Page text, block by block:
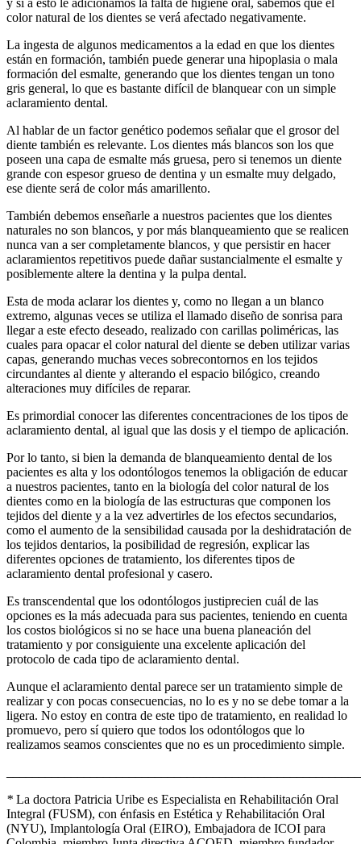
color natural de los dientes se verá afectado negativamente.
La ingesta de algunos medicamentos a la edad en que los dientes
están en formación, también puede generar una hipoplasia o mala
formación del esmalte, generando que los dientes tengan un tono
gris general, lo que es bastante difícil de blanquear con un simple
aclaramiento dental.
Al hablar de un factor genético podemos señalar que el grosor del
diente también es relevante. Los dientes más blancos son los que
poseen una capa de esmalte más gruesa, pero si tenemos un diente
grande con espesor grueso de dentina y un esmalte muy delgado,
ese diente será de color más amarillento.
También debemos enseñarle a nuestros pacientes que los dientes
naturales no son blancos, y por más blanqueamiento que se realicen
nunca van a ser completamente blancos, y que persistir en hacer
aclaramientos repetitivos puede dañar sustancialmente el esmalte y
posiblemente altere la dentina y la pulpa dental.
Esta de moda aclarar los dientes y, como no llegan a un blanco
extremo, algunas veces se utiliza el llamado diseño de sonrisa para
llegar a este efecto deseado, realizado con carillas poliméricas, las
cuales para opacar el color natural del diente se deben utilizar varias
capas, generando muchas veces sobrecontornos en los tejidos
circundantes al diente y alterando el espacio bilógico, creando
alteraciones muy difíciles de reparar.
Es primordial conocer las diferentes concentraciones de los tipos de
aclaramiento dental, al igual que las dosis y el tiempo de aplicación.
Por lo tanto, si bien la demanda de blanqueamiento dental de los
pacientes es alta y los odontólogos tenemos la obligación de educar
a nuestros pacientes, tanto en la biología del color natural de los
dientes como en la biología de las estructuras que componen los
tejidos del diente y a la vez advertirles de los efectos secundarios,
como el aumento de la sensibilidad causada por la deshidratación de
los tejidos dentarios, la posibilidad de regresión, explicar las
diferentes opciones de tratamiento, los diferentes tipos de
aclaramiento dental profesional y casero.
Es transcendental que los odontólogos justiprecien cuál de las
opciones es la más adecuada para sus pacientes, teniendo en cuenta
los costos biológicos si no se hace una buena planeación del
tratamiento y por consiguiente una excelente aplicación del
protocolo de cada tipo de aclaramiento dental.
Aunque el aclaramiento dental parece ser un tratamiento simple de
realizar y con pocas consecuencias, no lo es y no se debe tomar a la
ligera. No estoy en contra de este tipo de tratamiento, en realidad lo
promuevo, pero sí quiero que todos los odontólogos que lo
realizamos seamos conscientes que no es un procedimiento simple.
* La doctora Patricia Uribe es Especialista en Rehabilitación Oral
Integral (FUSM), con énfasis en Estética y Rehabilitación Oral
(NYU), Implantología Oral (EIRO), Embajadora de ICOI para